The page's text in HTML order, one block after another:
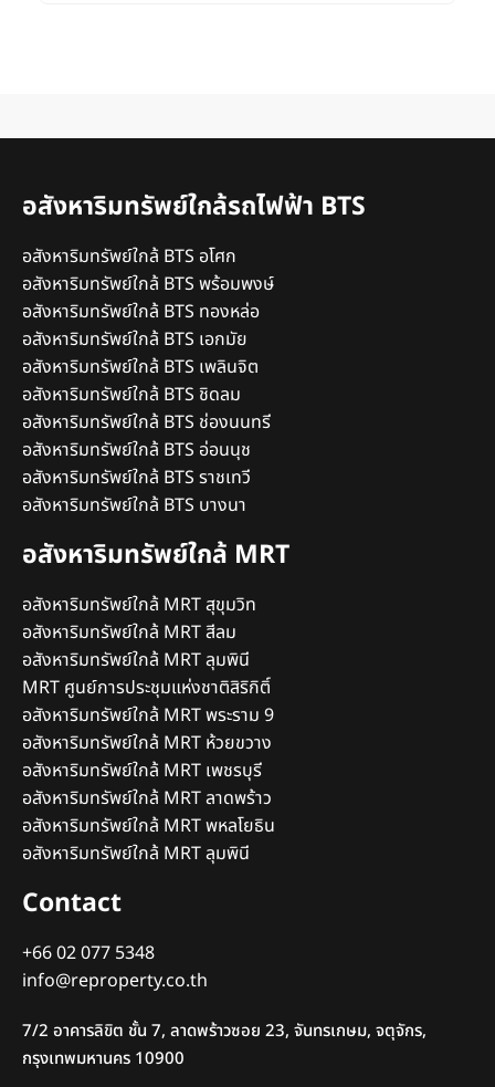
อสังหาริมทรัพย์ใกล้รถไฟฟ้า BTS
อสังหาริมทรัพย์ใกล้ BTS อโศก
อสังหาริมทรัพย์ใกล้ BTS พร้อมพงษ์
อสังหาริมทรัพย์ใกล้ BTS ทองหล่อ
อสังหาริมทรัพย์ใกล้ BTS เอกมัย
อสังหาริมทรัพย์ใกล้ BTS เพลินจิต
อสังหาริมทรัพย์ใกล้ BTS ชิดลม
อสังหาริมทรัพย์ใกล้ BTS ช่องนนทรี
อสังหาริมทรัพย์ใกล้ BTS อ่อนนุช
อสังหาริมทรัพย์ใกล้ BTS ราชเทวี
อสังหาริมทรัพย์ใกล้ BTS บางนา
อสังหาริมทรัพย์ใกล้ MRT
อสังหาริมทรัพย์ใกล้ MRT สุขุมวิท
อสังหาริมทรัพย์ใกล้ MRT สีลม
อสังหาริมทรัพย์ใกล้ MRT ลุมพินี
MRT ศูนย์การประชุมแห่งชาติสิริกิติ์
อสังหาริมทรัพย์ใกล้ MRT พระราม 9
อสังหาริมทรัพย์ใกล้ MRT ห้วยขวาง
อสังหาริมทรัพย์ใกล้ MRT เพชรบุรี
อสังหาริมทรัพย์ใกล้ MRT ลาดพร้าว
อสังหาริมทรัพย์ใกล้ MRT พหลโยธิน
อสังหาริมทรัพย์ใกล้ MRT ลุมพินี
Contact
+66 02 077 5348
info@reproperty.co.th
7/2 อาคารลิขิต ชั้น 7, ลาดพร้าวซอย 23, จันทรเกษม, จตุจักร,
กรุงเทพมหานคร 10900